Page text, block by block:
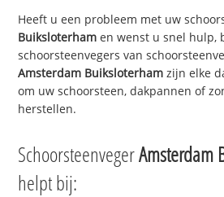
Heeft u een probleem met uw
Buiksloterham en wenst u snel hulp,
schoorsteenvegers van
Amsterdam Buiksloterham zijn elke
om uw schoorsteen, dakpannen of
herstellen.
SchoorsteenvegerAmsterdam
helpt bij: